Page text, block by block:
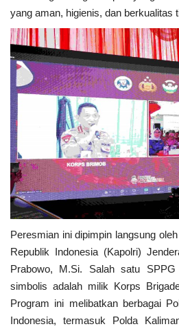
Layanan Publik
Perempuan/Anak
yang aman, higienis, dan berkualitas
Peresmian ini dipimpin langsung
Republik Indonesia (Kapolri)
Prabowo, M.Si. Salah satu
simbolis adalah milik Korps
Program ini melibatkan berbagai
Indonesia, termasuk Polda